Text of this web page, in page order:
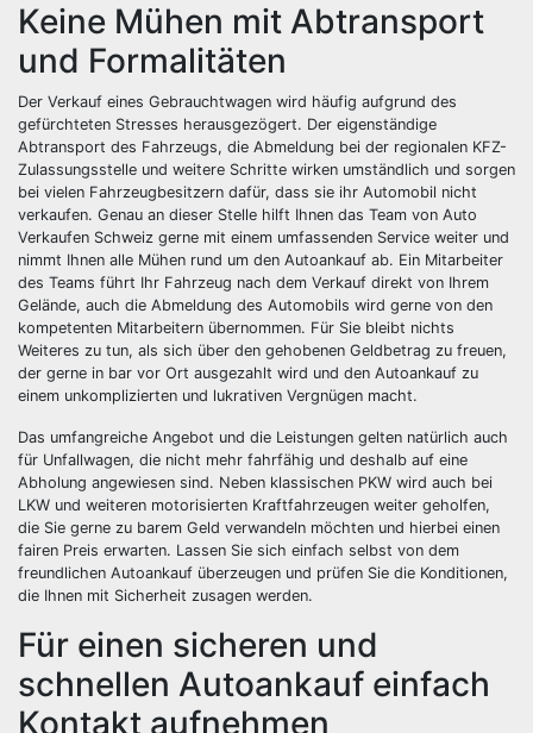
Keine Mühen mit Abtransport
und Formalitäten
Der Verkauf eines Gebrauchtwagen wird häufig aufgrund des
gefürchteten Stresses herausgezögert. Der eigenständige
Abtransport des Fahrzeugs, die Abmeldung bei der regionalen KFZ-
Zulassungsstelle und weitere Schritte wirken umständlich und sorgen
bei vielen Fahrzeugbesitzern dafür, dass sie ihr Automobil nicht
verkaufen. Genau an dieser Stelle hilft Ihnen das Team von Auto
Verkaufen Schweiz gerne mit einem umfassenden Service weiter und
nimmt Ihnen alle Mühen rund um den Autoankauf ab. Ein Mitarbeiter
des Teams führt Ihr Fahrzeug nach dem Verkauf direkt von Ihrem
Gelände, auch die Abmeldung des Automobils wird gerne von den
kompetenten Mitarbeitern übernommen. Für Sie bleibt nichts
Weiteres zu tun, als sich über den gehobenen Geldbetrag zu freuen,
der gerne in bar vor Ort ausgezahlt wird und den Autoankauf zu
einem unkomplizierten und lukrativen Vergnügen macht.
Das umfangreiche Angebot und die Leistungen gelten natürlich auch
für Unfallwagen, die nicht mehr fahrfähig und deshalb auf eine
Abholung angewiesen sind. Neben klassischen PKW wird auch bei
LKW und weiteren motorisierten Kraftfahrzeugen weiter geholfen,
die Sie gerne zu barem Geld verwandeln möchten und hierbei einen
fairen Preis erwarten. Lassen Sie sich einfach selbst von dem
freundlichen Autoankauf überzeugen und prüfen Sie die Konditionen,
die Ihnen mit Sicherheit zusagen werden.
Für einen sicheren und
schnellen Autoankauf einfach
Kontakt aufnehmen